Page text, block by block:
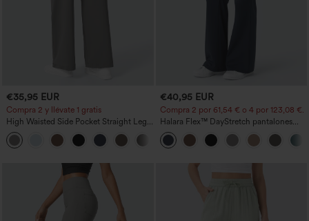
€35,95 EUR
Compra 2 y llévate 1 gratis
High Waisted Side Pocket Straight Leg
Work Pants
+23
€40,95 EUR
Compra 2 por 61,54 € o 4 por 123,08 €.
Halara Flex™ DayStretch pantalones
acampanados de trabajo de tiro medio
con bolsillo lateral con cremallera